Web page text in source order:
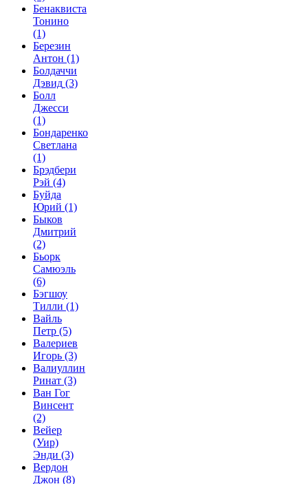
Бенаквиста
Тонино
(1)
Березин
Антон (1)
Болдаччи
Дэвид (3)
Болл
Джесси
(1)
Бондаренко
Светлана
(1)
Брэдбери
Рэй (4)
Буйда
Юрий (1)
Быков
Дмитрий
(2)
Бьорк
Самюэль
(6)
Бэгшоу
Тилли (1)
Вайль
Петр (5)
Валериев
Игорь (3)
Валиуллин
Ринат (3)
Ван Гог
Винсент
(2)
Вейер
(Уир)
Энди (3)
Вердон
Джон (8)